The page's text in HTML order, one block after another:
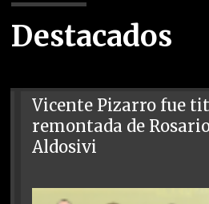
Destacados
Vicente Pizarro fue
remontada de
Aldosivi